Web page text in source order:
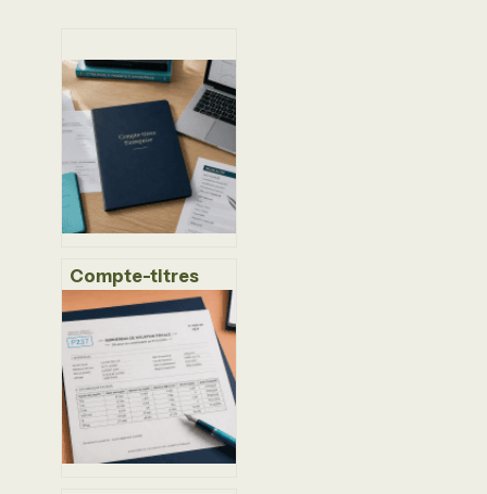
Compte-titres
entreprise :
comment
optimiser votre
trésorerie sans
sacrifier la
liquidité ?